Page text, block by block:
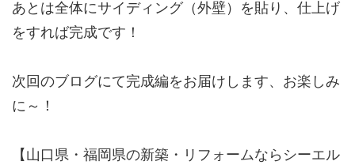
あとは全体にサイディング（外壁）を貼り、仕上げ
をすれば完成です！
次回のブログにて完成編をお届けします、お楽しみ
に～！
【山口県・福岡県の新築・リフォームならシーエル